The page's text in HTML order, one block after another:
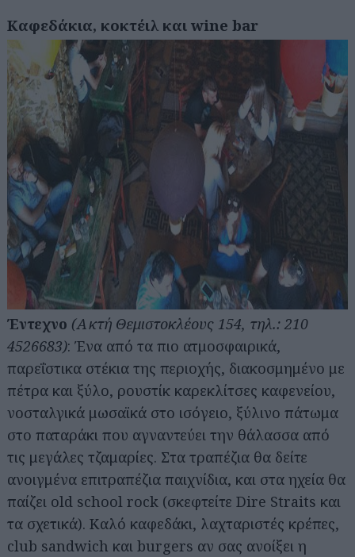
Καφεδάκια, κοκτέιλ και wine bar
Έντεχνο (Ακτή Θεμιστοκλέους 154, τηλ.: 210
4526683): Ένα από τα πιο ατμοσφαιρικά,
παρεΐστικα στέκια της περιοχής, διακοσμημένο με
πέτρα και ξύλο, ρουστίκ καρεκλίτσες καφενείου,
νοσταλγικά μωσαϊκά στο ισόγειο, ξύλινο πάτωμα
στο παταράκι που αγναντεύει την θάλασσα από
τις μεγάλες τζαμαρίες. Στα τραπέζια θα δείτε
ανοιγμένα επιτραπέζια παιχνίδια, και στα ηχεία θα
παίζει old school rock (σκεφτείτε Dire Straits και
τα σχετικά). Καλό καφεδάκι, λαχταριστές κρέπες,
club sandwich και burgers αν σας ανοίξει η